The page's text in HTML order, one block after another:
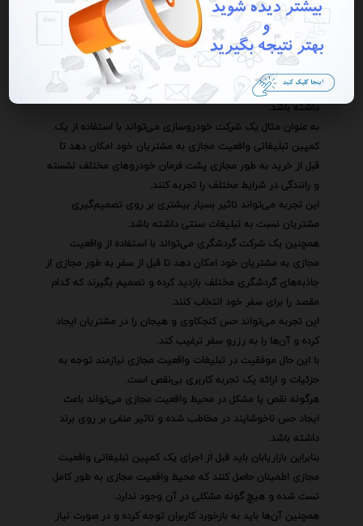
نیست بلکه ایجاد یک تجربه به یادماندنی و تاثیرگذار برای مخاطب
واقعیت مجازی با ارائه امکان غوطه‌وری کامل در یک محیط
شبیه‌سازی‌شده این امکان را فراهم می‌کند که مخاطب به طور فعال
در فرایند تبلیغات شرکت کرده و احساس نزدیکی بیشتری با برند
داشته باشد.
به عنوان مثال یک شرکت خودروسازی می‌تواند با استفاده از یک
کمپین تبلیغاتی واقعیت مجازی به مشتریان خود امکان دهد تا
قبل از خرید به طور مجازی پشت فرمان خودروهای مختلف نشسته
و رانندگی در شرایط مختلف را تجربه کنند.
این تجربه می‌تواند تاثیر بسیار بیشتری بر روی تصمیم‌گیری
مشتریان نسبت به تبلیغات سنتی داشته باشد.
همچنین یک شرکت گردشگری می‌تواند با استفاده از واقعیت
مجازی به مشتریان خود امکان دهد تا قبل از سفر به طور مجازی از
جاذبه‌های گردشگری مختلف بازدید کرده و تصمیم بگیرند که کدام
مقصد را برای سفر خود انتخاب کنند.
این تجربه می‌تواند حس کنجکاوی و هیجان را در مشتریان ایجاد
کرده و آن‌ها را به رزرو سفر ترغیب کند.
با این حال موفقیت در تبلیغات واقعیت مجازی نیازمند توجه به
جزئیات و ارائه یک تجربه کاربری بی‌نقص است.
هرگونه نقص یا مشکل در محیط واقعیت مجازی می‌تواند باعث
ایجاد حس ناخوشایند در مخاطب شده و تاثیر منفی بر روی برند
داشته باشد.
بنابراین بازاریابان باید قبل از اجرای یک کمپین تبلیغاتی واقعیت
مجازی اطمینان حاصل کنند که محیط واقعیت مجازی به طور کامل
تست شده و هیچ گونه مشکلی در آن وجود ندارد.
همچنین آن‌ها باید به بازخورد کاربران توجه کرده و در صورت نیاز